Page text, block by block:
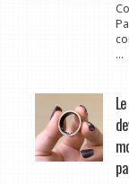
...